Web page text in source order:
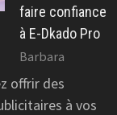
faire confiance
à E-Dkado Pro
Barbara
offrir des
à vos